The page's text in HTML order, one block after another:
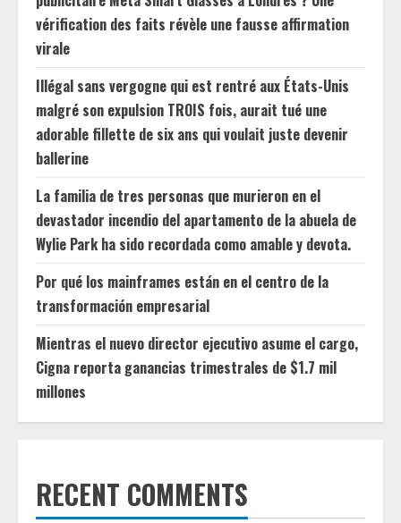
vérification des faits révèle une fausse affirmation
virale
Illégal sans vergogne qui est rentré aux États-Unis
malgré son expulsion TROIS fois, aurait tué une
adorable fillette de six ans qui voulait juste devenir
ballerine
La familia de tres personas que murieron en el
devastador incendio del apartamento de la abuela de
Wylie Park ha sido recordada como amable y devota.
Por qué los mainframes están en el centro de la
transformación empresarial
Mientras el nuevo director ejecutivo asume el cargo,
Cigna reporta ganancias trimestrales de $1.7 mil
millones
RECENT COMMENTS